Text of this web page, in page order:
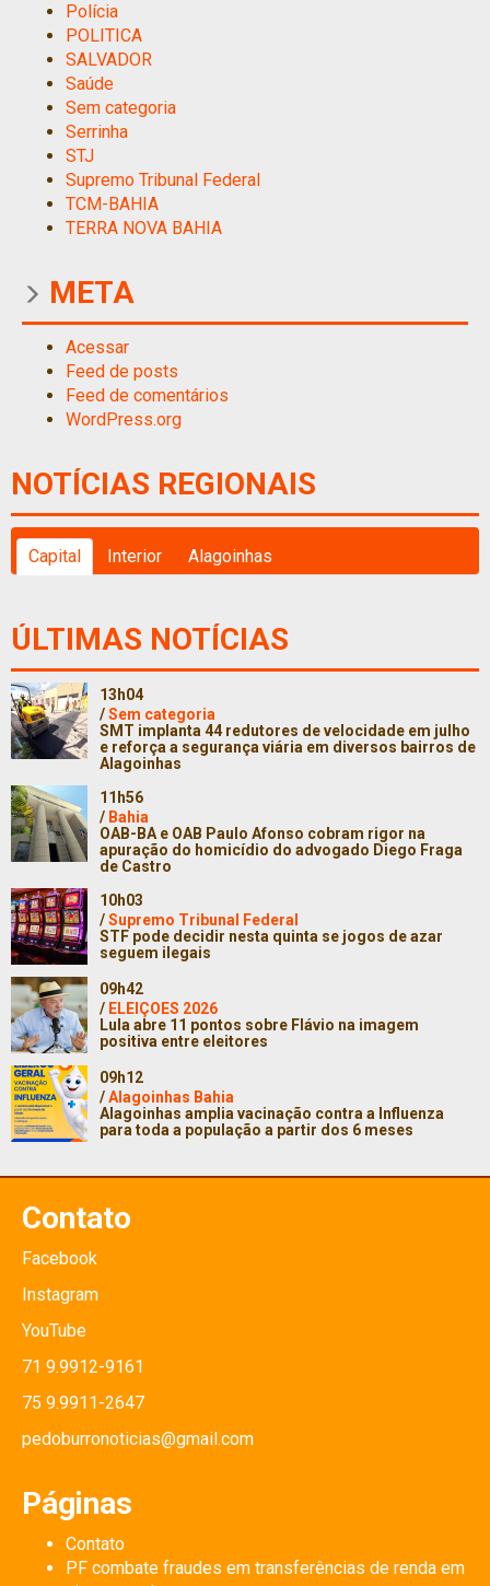
Polícia
POLITICA
SALVADOR
Saúde
Sem categoria
Serrinha
STJ
Supremo Tribunal Federal
TCM-BAHIA
TERRA NOVA BAHIA
META
Acessar
Feed de posts
Feed de comentários
WordPress.org
NOTÍCIAS REGIONAIS
Capital Interior Alagoinhas
ÚLTIMAS NOTÍCIAS
13h04
/Sem categoria
SMT implanta 44 redutores de velocidade em julho
e reforça a segurança viária em diversos bairros de
Alagoinhas
11h56
/ Bahia
OAB-BA e OAB Paulo Afonso cobram rigor na
apuração do homicídio do advogado Diego Fraga
de Castro
10h03
/Supremo Tribunal Federal
STF pode decidir nesta quinta se jogos de azar
seguem ilegais
09h42
/ ELEIÇOES 2026
Lula abre 11 pontos sobre Flávio na imagem
positiva entre eleitores
09h12
/Alagoinhas Bahia
Alagoinhas amplia vacinação contra a Influenza
para toda a população a partir dos 6 meses
Contato
Facebook
Instagram
YouTube
71 9.9912-9161
75 9.9911-2647
pedoburronoticias@gmail.com
Páginas
Contato
PF combate fraudes em transferências de renda em